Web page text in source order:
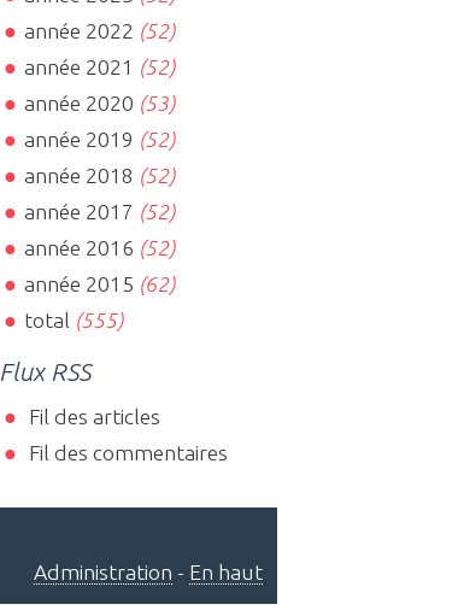
année 2022 (52)
année 2021 (52)
année 2020 (53)
année 2019 (52)
année 2018 (52)
année 2017 (52)
année 2016 (52)
année 2015 (62)
total (555)
Flux RSS
Fil des articles
Fil des commentaires
Administration - En haut